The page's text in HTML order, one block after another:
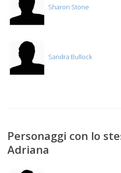
Sharon Stone
Sandra Bullock
Personaggi con lo
Adriana